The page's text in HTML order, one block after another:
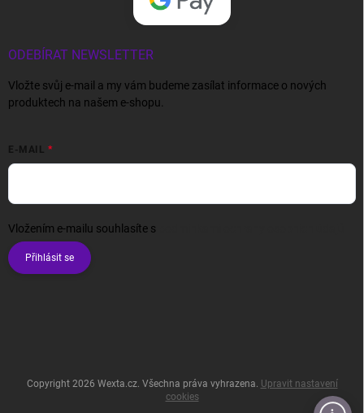
ODEBÍRAT NEWSLETTER
Vložte svůj e-mail a my vám budeme zasílat informace o nových
produktech na našem e-shopu.
E-MAIL
Vložením e-mailu souhlasíte s
Přihlásit se
Copyright 2026 Wexta.cz. Všechna práva vyhrazena. Upravit nastavení
cookies